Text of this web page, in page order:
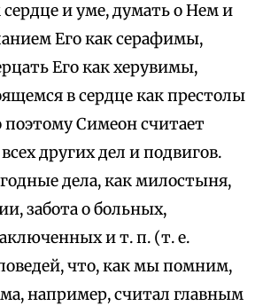
и уме, думать о Нем и
Его как серафимы,
Его как херувимы,
в сердце как престолы
Симеон считает
других дел и подвигов.
дела, как милостыня,
забота о больных,
и т. п. (т. е.
что, как мы помним,
например, считал главным